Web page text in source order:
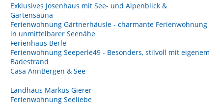
Exklusives Josenhaus mit See- und Alpenblick &
Gartensauna
Ferienwohnung Gärtnerhäusle - charmante Ferienwohnung
in unmittelbarer Seenähe
Ferienhaus Berle
Ferienwohnung Seeperle49 - Besonders, stilvoll mit eigenem
Badestrand
Casa AnnBergen & See
Landhaus Markus Gierer
Ferienwohnung Seeliebe